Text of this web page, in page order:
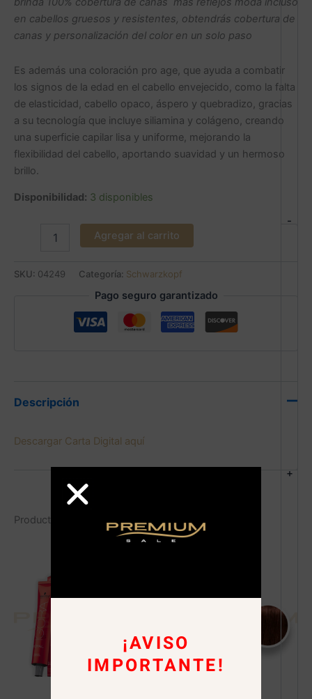
en cabellos gruesos y resistentes, obtendrás cobertura de
canas y personalización del color en un solo paso
Es además una coloración pro age, que ayuda a combatir
los signos de la edad en el cabello envejecido, como la falta
de elasticidad, cabello opaco, áspero y quebradizo, gracias
a su tecnología que incluye siliamina y colágeno, creando
una superficie capilar lisa y uniforme, mejorando la
flexibilidad del cabello, aportando suavidad y un hermoso
brillo.
Disponibilidad: 3 disponibles
-
+
Agregar al carrito
SKU: 04249 Categoría: Schwarzkopf
Pago seguro garantizado
Descripción
Descargar Carta Digital aquí
Productos relacionados
¡AVISO
IMPORTANTE!